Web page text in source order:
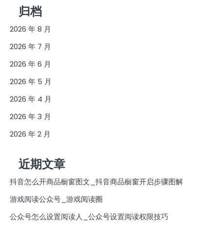
归档
2026 年 8 月
2026 年 7 月
2026 年 6 月
2026 年 5 月
2026 年 4 月
2026 年 3 月
2026 年 2 月
近期文章
抖音怎么开商品橱窗图文_抖音商品橱窗开启步骤图解
游戏阅读公众号_游戏阅读圈
公众号怎么设置阅读人_公众号设置阅读权限技巧